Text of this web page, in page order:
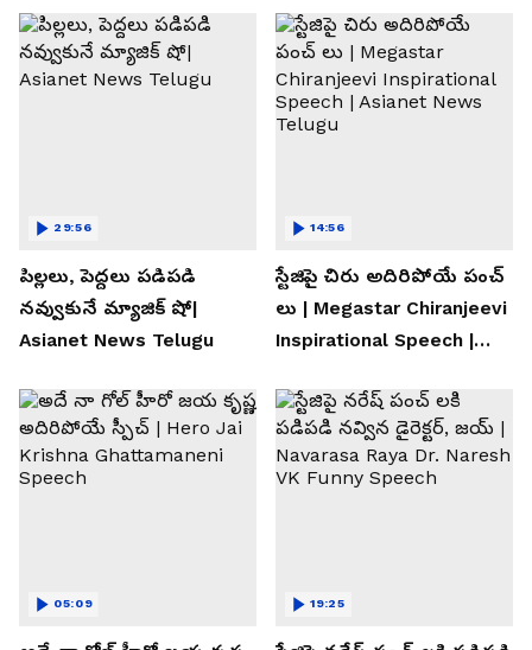
పిల్లలు, పెద్దలు పడిపడి
నవ్వుకునే మ్యాజిక్ షో|
Asianet News Telugu
29:56
స్టేజిపై చిరు అదిరిపోయే పంచ్
లు | Megastar Chiranjeevi
Inspirational Speech |
14:56
05:09 19:25